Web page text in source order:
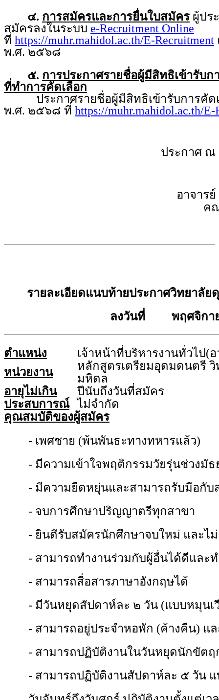
๔. การสมัครและการยื่นใบสมัครผู้ปร
สมัครลงในระบบ e-Recruitment Online
ที่ https://muhr.mahidol.ac.th/E-Recruitment
พ.ศ. ๒๕๖๘
๕. การประกาศรายชื่อผู้มีสิทธิเข้ารับก
ที่ทำการคัดเลือก
ประกาศรายชื่อผู้มีสิทธิเข้ารับการคัดเ
พ.ศ. ๒๕๖๘ ที่ https://muhr.mahidol.ac.th/E-
ประกาศ
อาจาร
ค
รายละเอียดแนบท้ายประกาศวิทยาลั
ลงวันที่ พฤศจิกาย
ตำแหน่ง
เจ้าหน้าที่บริหารงานทั่วไป(
หน่วยงาน
หลักสูตรเตรียมอุดมดนตรี
มหิดล
อายุไม่เกิน
ปีนับถึงวันที่สมัคร
ประสบการณ์
ไม่จำกัด
คุณสมบัติของผู้สมัคร
- เพศชาย (พ้นพันธะทางทหารแล้ว)
- มีความเข้าใจพฤติกรรมวัยรุ่นช่วงมั
- มีความยืดหยุ่นและสามารถรับมือกั
- จบการศึกษาปริญญาตรีทุกสาขา
- ยินดีรับสมัครนักศึกษาจบใหม่ และไ
- สามารถทำงานร่วมกับผู้อื่นได้ดีและ
- สามารถสื่อสารภาษาอังกฤษได้
- มีวันหยุดสัปดาห์ละ ๒ วัน (แบบหมุนเ
- สามารถอยู่ประจำหอพัก (ค้างคืน) แล
- สามารถปฏิบัติงานในวันหยุดนักขัตฤ
- สามารถปฏิบัติงานสัปดาห์ละ ๕ วัน แ